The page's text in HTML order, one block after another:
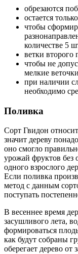
обрезаются
остается
чтобы
количестве 5
ветки второго
чтобы не
мелкие
при наличии
необходимо
Поливка
Сорт Гвидон
значит дереву
оно смогло
урожай фруктов без
одного взрослого
Если поливка
метод с данным
поступать
В весеннее время
засушливого лета,
формироваться
как будут собраны
оберегает дерево от